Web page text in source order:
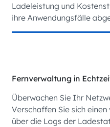
Ladeleistung und
ihre Anwendungsfälle
Fernverwaltung in
Überwachen Sie Ihr
Verschaffen Sie sich
über die Logs der